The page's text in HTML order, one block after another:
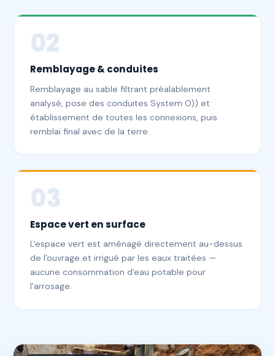
02
Remblayage & conduites
Remblayage au sable filtrant préalablement
analysé, pose des conduites System O)) et
établissement de toutes les connexions, puis
remblai final avec de la terre.
03
Espace vert en surface
L'espace vert est aménagé directement au-dessus
de l'ouvrage et irrigué par les eaux traitées —
aucune consommation d'eau potable pour
l'arrosage.